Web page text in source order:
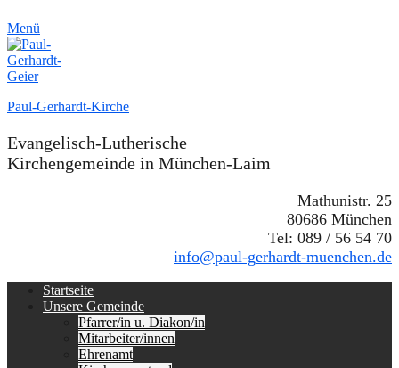
Menü
Paul-Gerhardt-Kirche
Evangelisch-Lutherische
Kirchengemeinde in München-Laim
Mathunistr. 25
80686 München
Tel: 089 / 56 54 70
info@paul-gerhardt-muenchen.de
Erstes
Menü
Startseite
Unsere Gemeinde
Pfarrer/in u. Diakon/in
Mitarbeiter/innen
Ehrenamt